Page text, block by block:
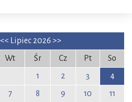
<< Lipiec 2026 >>
Wt Śr Cz Pt
So
1
2 3
4
7 8 9 10
11